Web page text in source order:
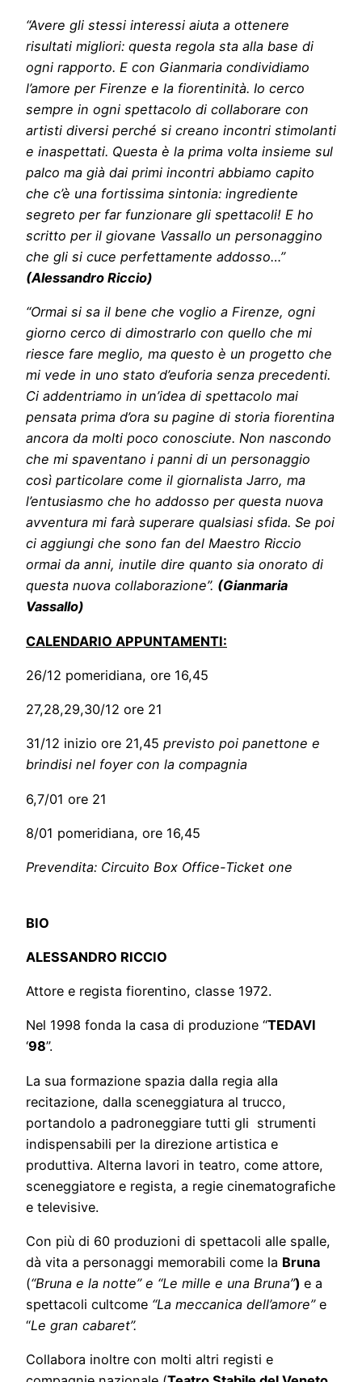
“Avere gli stessi interessi aiuta a ottenere
risultati migliori: questa regola sta alla base di
ogni rapporto. E con Gianmaria condividiamo
l’amore per Firenze e la fiorentinità. Io cerco
sempre in ogni spettacolo di collaborare con
artisti diversi perché si creano incontri stimolanti
e inaspettati. Questa è la prima volta insieme sul
palco ma già dai primi incontri abbiamo capito
che c’è una fortissima sintonia: ingrediente
segreto per far funzionare gli spettacoli! E ho
scritto per il giovane Vassallo un personaggino
che gli si cuce perfettamente addosso…”
(Alessandro Riccio)
“Ormai si sa il bene che voglio a Firenze, ogni
giorno cerco di dimostrarlo con quello che mi
riesce fare meglio, ma questo è un progetto che
mi vede in uno stato d’euforia senza precedenti.
Ci addentriamo in un’idea di spettacolo mai
pensata prima d’ora su pagine di storia fiorentina
ancora da molti poco conosciute. Non nascondo
che mi spaventano i panni di un personaggio
così particolare come il giornalista Jarro, ma
l’entusiasmo che ho addosso per questa nuova
avventura mi farà superare qualsiasi sfida. Se poi
ci aggiungi che sono fan del Maestro Riccio
ormai da anni, inutile dire quanto sia onorato di
questa nuova collaborazione”. (Gianmaria
Vassallo)
CALENDARIO APPUNTAMENTI:
26/12 pomeridiana, ore 16,45
27,28,29,30/12 ore 21
31/12 inizio ore 21,45 previsto poi panettone e
brindisi nel foyer con la compagnia
6,7/01 ore 21
8/01 pomeridiana, ore 16,45
Prevendita: Circuito Box Office-Ticket one
BIO
ALESSANDRO RICCIO
Attore e regista fiorentino, classe 1972.
Nel 1998 fonda la casa di produzione “TEDAVI
‘98”.
La sua formazione spazia dalla regia alla
recitazione, dalla sceneggiatura al trucco,
portandolo a padroneggiare tutti gli strumenti
indispensabili per la direzione artistica e
produttiva. Alterna lavori in teatro, come attore,
sceneggiatore e regista, a regie cinematografiche
e televisive.
Con più di 60 produzioni di spettacoli alle spalle,
dà vita a personaggi memorabili come la Bruna
(“Bruna e la notte” e “Le mille e una Bruna”) e a
spettacoli cultcome “La meccanica dell’amore” e
“Le gran cabaret”.
Collabora inoltre con molti altri registi e